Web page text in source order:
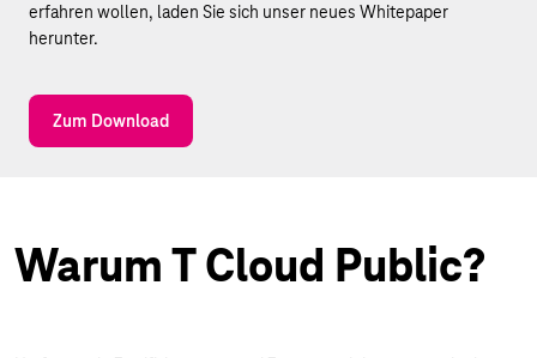
erfahren wollen, laden Sie sich unser neues Whitepaper
herunter.
Zum Download
Warum T Cloud Public?